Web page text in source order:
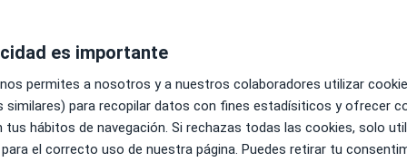
65 €
es importante
permites a nosotros y a nuestros colaboradores utilizar
similares) para recopilar datos con fines estadísiticos y ofrecer
tus hábitos de navegación. Si rechazas todas las cookies, solo
el correcto uso de nuestra página. Puedes retirar tu